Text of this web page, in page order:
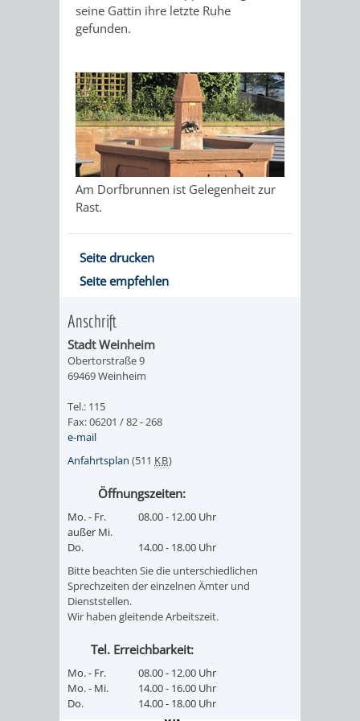
DATEN
ZAHLEN
/
FAKTEN
BILDUNG
KINDERBETREUUNG
KINDERTAGESPFLEGE
KINDERKRIPPEN
KINDERTAGESSTÄTTEN
PROJEKT
"KINDER
KINDER
STÄRKEN"
VORMERKVERFAHREN
FÜR
PLATZVERGABE
FERIENANGEBOTE
&
TREFFS
SCHULEN
SCHULFERIEN
HORTE
GRUNDSCHULBETREUUNG
/
FERIENBETREUUNG
INKLUSION
STADTBIBLIOTHEK
BIS
Z
MEDIENANGEBOTE
ONLINE-
FREIZEIT
seine Gattin ihre letzte Ruhe
gefunden.
Am Dorfbrunnen ist Gelegenheit zur
Rast.
Seite drucken
Seite empfehlen
Anschrift
Stadt Weinheim
Obertorstraße 9
69469 Weinheim
Tel.: 115
Fax: 06201 / 82 - 268
e-mail
Anfahrtsplan (511 KB)
Öffnungszeiten:
Mo. - Fr.
außer Mi.
08.00 - 12.00 Uhr
Do.
14.00 - 18.00 Uhr
Bitte beachten Sie die unterschiedlichen
Sprechzeiten der einzelnen Ämter und
Dienststellen.
Wir haben gleitende Arbeitszeit.
Tel. Erreichbarkeit:
Mo. - Fr.
08.00 - 12.00 Uhr
Mo. - Mi.
14.00 - 16.00 Uhr
Do.
14.00 - 18.00 Uhr